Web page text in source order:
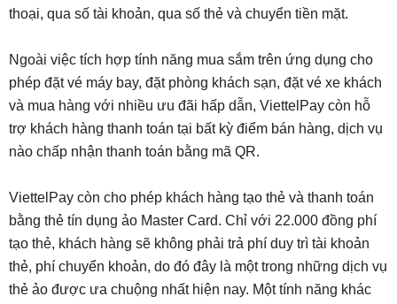
thoại, qua số tài khoản, qua số thẻ và chuyển tiền mặt.
Ngoài việc tích hợp tính năng mua sắm trên ứng dụng cho
phép đặt vé máy bay, đặt phòng khách sạn, đặt vé xe khách
và mua hàng với nhiều ưu đãi hấp dẫn, ViettelPay còn hỗ
trợ khách hàng thanh toán tại bất kỳ điểm bán hàng, dịch vụ
nào chấp nhận thanh toán bằng mã QR.
ViettelPay còn cho phép khách hàng tạo thẻ và thanh toán
bằng thẻ tín dụng ảo Master Card. Chỉ với 22.000 đồng phí
tạo thẻ, khách hàng sẽ không phải trả phí duy trì tài khoản
thẻ, phí chuyển khoản, do đó đây là một trong những dịch vụ
thẻ ảo được ưa chuộng nhất hiện nay. Một tính năng khác